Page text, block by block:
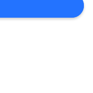
اطلب